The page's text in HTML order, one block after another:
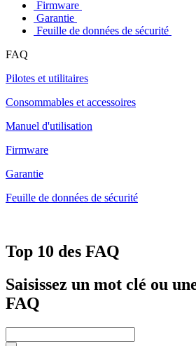
Firmware
Garantie
Feuille de données de sécurité
FAQ
Pilotes et utilitaires
Consommables et accessoires
Manuel d'utilisation
Firmware
Garantie
Feuille de données de sécurité
Top 10 des FAQ
Saisissez un mot clé ou
FAQ